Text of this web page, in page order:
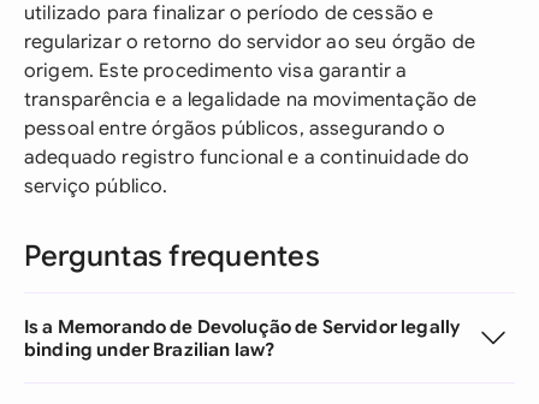
utilizado para finalizar o período de cessão e
regularizar o retorno do servidor ao seu órgão de
origem. Este procedimento visa garantir a
transparência e a legalidade na movimentação de
pessoal entre órgãos públicos, assegurando o
adequado registro funcional e a continuidade do
serviço público.
Perguntas frequentes
Is a Memorando de Devolução de Servidor legally
binding under Brazilian law?